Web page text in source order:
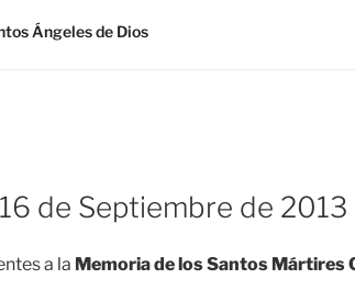
Ángeles de Dios
de Septiembre de 2013
a la Memoria de los Santos Mártires